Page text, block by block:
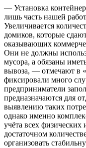
— Установка
лишь часть нашей
Увеличивается
домиков, которые
оказывающих
Они не должны
мусора, а обязаны
вывоза, — отмечают в
фиксировали много
предприниматели
предназначаются для
выявлению таких
однако именно
учёта всех
достаточном
организовать